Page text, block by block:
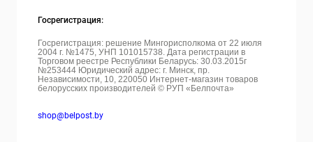
Госрегистрация:
Госрегистрация: решение Мингорисполкома от 22 июля
2004 г. №1475, УНП 101015738. Дата регистрации в
Торговом реестре Республики Беларусь: 30.03.2015г
№253444 Юридический адрес: г. Минск, пр.
Независимости, 10, 220050 Интернет-магазин товаров
белорусских производителей © РУП «Белпочта»
shop@belpost.by